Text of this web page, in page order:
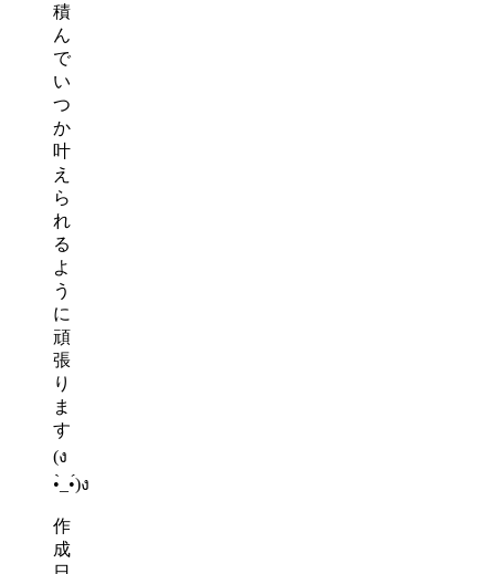
積
ん
で
い
つ
か
叶
え
ら
れ
る
よ
う
に
頑
張
り
ま
す
(ง
•̀_•́)ง
作
成